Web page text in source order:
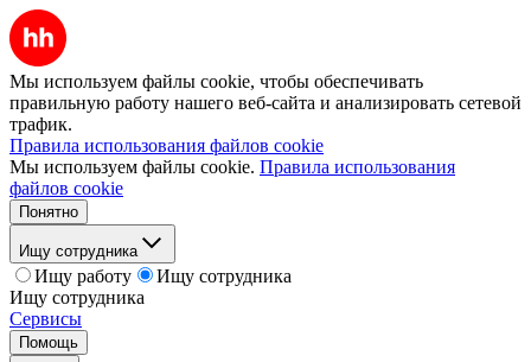
Мы используем файлы cookie, чтобы обеспечивать
правильную работу нашего веб-сайта и анализировать сетевой
трафик.
Правила использования файлов cookie
Мы используем файлы cookie. Правила использования
файлов cookie
Понятно
Ищу сотрудника
Ищу работу
Ищу сотрудника
Ищу сотрудника
Сервисы
Помощь